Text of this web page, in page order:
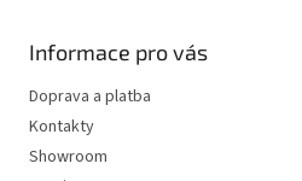
Informace pro vás
Doprava a platba
Kontakty
Showroom